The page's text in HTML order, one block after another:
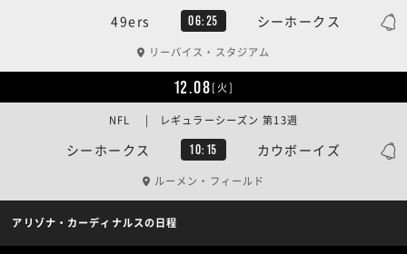
49ers 06:25 シーホークス
リーバイス・スタジアム
12.08[火]
シーホークス 10:15 カウボーイズ
NFL | レギュラーシーズン 第13週
ルーメン・フィールド
アリゾナ・カーディナルスの日程